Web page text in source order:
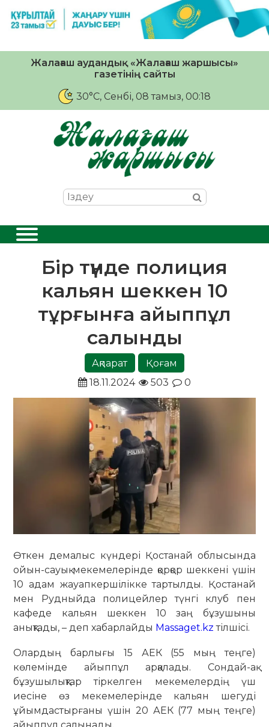
Жалағаш аудандық «Жалағаш жаршысы»
газетінің сайты
30°C, Сенбі, 08 тамыз, 00:18
Бір түнде полиция
кальян шеккен 10
тұрғынға айыппұл
салынды
Ақпарат
Қоғам
18.11.2024
503 0
Өткен демалыс күндері Қостанай облысында
ойын-сауық мекемелерінде қорқор шеккені үшін
10 адам жауапкершілікке тартылды. Қостанай
мен Рудныйда полицейлер түнгі клуб пен
кафеде кальян шеккен 10 заң бұзушыны
анықтады, – деп хабарлайды Massaget.kz тілшісі.
Олардың барлығы 15 АЕК (55 мың теңге)
көлемінде айыппұл арқалады. Сондай-ақ
бұзушылықтар тіркелген мекемелердің үш
иесіне өз мекемелерінде кальян шегуді
ұйымдастырғаны үшін 20 АЕК (77 мың теңге)
айыппұл салынады.